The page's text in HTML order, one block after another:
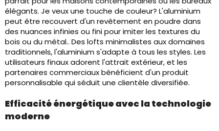
élégants. Je veux une touche de couleur? L'aluminium
peut être recouvert d'un revêtement en poudre dans
des nuances infinies ou fini pour imiter les textures du
bois ou du métal.. Des lofts minimalistes aux domaines
traditionnels, l'aluminium s'adapte à tous les styles. Les
utilisateurs finaux adorent l'attrait extérieur, et les
partenaires commerciaux bénéficient d'un produit
personnalisable qui séduit une clientèle diversifiée.
Efficacité énergétique avec la technologie
moderne